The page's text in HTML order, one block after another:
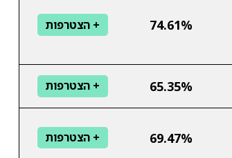
74.61% + הצטרפות
65.35% + הצטרפות
69.47% + הצטרפות